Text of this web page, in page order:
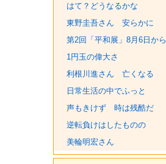
はて？どうなるかな
東野圭吾さん 安らかに
第2回「平和展」8月6日から
1円玉の偉大さ
利根川進さん 亡くなる
日常生活の中でふっと
声もきけず 時は残酷だ
逆転負けはしたものの
美輪明宏さん